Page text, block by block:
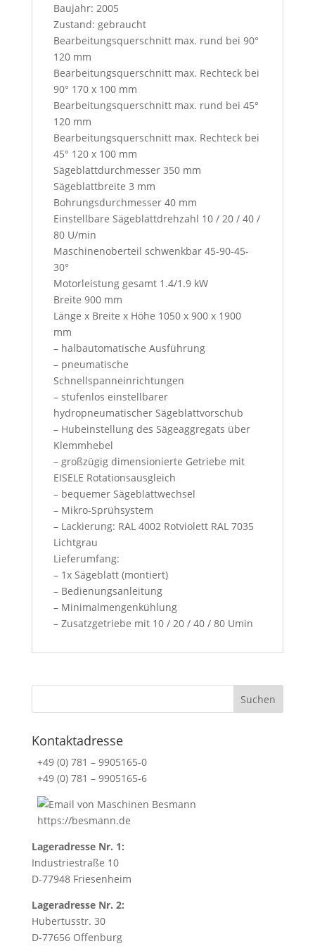
e
s
s
t
h
i
s
b
u
t
t
o
n
,
y
o
u
w
i
l
l
a
c
c
e
p
t
o
u
r
t
e
r
m
s
a
n
d
c
t
o
n
s
T
h
e
l
d
Baujahr: 2005
Zustand: gebraucht
Bearbeitungsquerschnitt max. rund bei 90°
120 mm
Bearbeitungsquerschnitt max. Rechteck bei
90° 170 x 100 mm
Bearbeitungsquerschnitt max. rund bei 45°
120 mm
Bearbeitungsquerschnitt max. Rechteck bei
45° 120 x 100 mm
Sägeblattdurchmesser 350 mm
Sägeblattbreite 3 mm
Bohrungsdurchmesser 40 mm
Einstellbare Sägeblattdrehzahl 10 / 20 / 40 /
80 U/min
Maschinenoberteil schwenkbar 45-90-45-
30°
Motorleistung gesamt 1.4/1.9 kW
Breite 900 mm
Länge x Breite x Höhe 1050 x 900 x 1900
mm
– halbautomatische Ausführung
– pneumatische
Schnellspanneinrichtungen
– stufenlos einstellbarer
hydropneumatischer Sägeblattvorschub
– Hubeinstellung des Sägeaggregats über
Klemmhebel
– großzügig dimensionierte Getriebe mit
EISELE Rotationsausgleich
– bequemer Sägeblattwechsel
– Mikro-Sprühsystem
– Lackierung: RAL 4002 Rotviolett RAL 7035
Lichtgrau
Lieferumfang:
– 1x Sägeblatt (montiert)
– Bedienungsanleitung
– Minimalmengenkühlung
– Zusatzgetriebe mit 10 / 20 / 40 / 80 Umin
Kontaktadresse
+49 (0) 781 – 9905165-0
+49 (0) 781 – 9905165-6
https://besmann.de
Lageradresse Nr. 1:
Industriestraße 10
D-77948 Friesenheim
Lageradresse Nr. 2:
Hubertusstr. 30
D-77656 Offenburg